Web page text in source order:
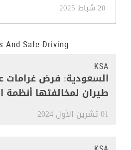
20 شباط 2025
And Safe Driving
KSA
طيران لمخالفتها أنظمة
01 تشرين الأول 2024